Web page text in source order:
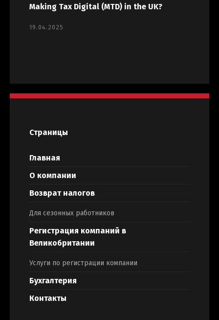
Making Tax Digital (MTD) in the UK?
19.04.2025
Страницы
Главная
О компании
Возврат налогов
Для сезонных работников
Регистрация компаний в
Великобритании
Услуги по регистрации компании
Бухгалтерия
Контакты